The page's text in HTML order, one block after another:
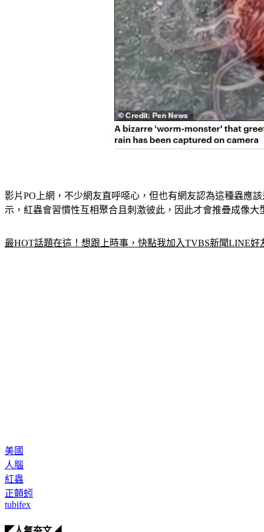
影片PO上網，不少網友直呼噁心，但也有網友認為這種蟲應
示，紅蟲會習慣性互相聚合且刺激彼此，因此才會推疊成像大
最HOT話題在這！想跟上時事，快點我加入TVBS新聞LINE好
美國
人腦
紅蟲
正顫蚓
tubifex